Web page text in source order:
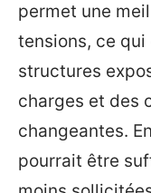
permet une
tensions, ce
structures
charges et des
changeantes.
pourrait être